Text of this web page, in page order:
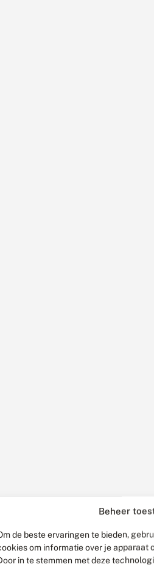
Beheer
de beste ervaringen te bieden,
om informatie over je apparaat
in te stemmen met deze